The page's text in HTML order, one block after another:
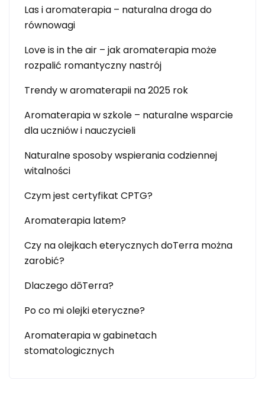
Las i aromaterapia – naturalna droga do
równowagi
Love is in the air – jak aromaterapia może
rozpalić romantyczny nastrój
Trendy w aromaterapii na 2025 rok
Aromaterapia w szkole – naturalne wsparcie
dla uczniów i nauczycieli
Naturalne sposoby wspierania codziennej
witalności
Czym jest certyfikat CPTG?
Aromaterapia latem?
Czy na olejkach eterycznych doTerra można
zarobić?
Dlaczego dōTerra?
Po co mi olejki eteryczne?
Aromaterapia w gabinetach
stomatologicznych